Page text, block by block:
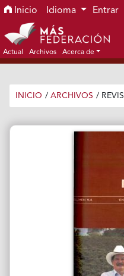
Ir al menú de navegación
Ir al contenido principal
Ir al pie de página del sitio
Inicio Idioma Entrar
Actual Archivos Acerca de
INICIO / ARCHIVOS /